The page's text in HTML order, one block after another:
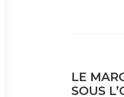
LE
SOUS